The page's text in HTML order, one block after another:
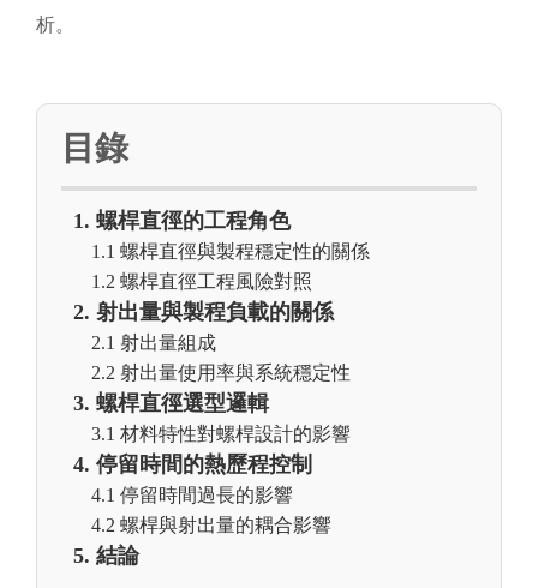
析。
目錄
1. 螺桿直徑的工程角色
1.1 螺桿直徑與製程穩定性的關係
1.2 螺桿直徑工程風險對照
2. 射出量與製程負載的關係
2.1 射出量組成
2.2 射出量使用率與系統穩定性
3. 螺桿直徑選型邏輯
3.1 材料特性對螺桿設計的影響
4. 停留時間的熱歷程控制
4.1 停留時間過長的影響
4.2 螺桿與射出量的耦合影響
5. 結論